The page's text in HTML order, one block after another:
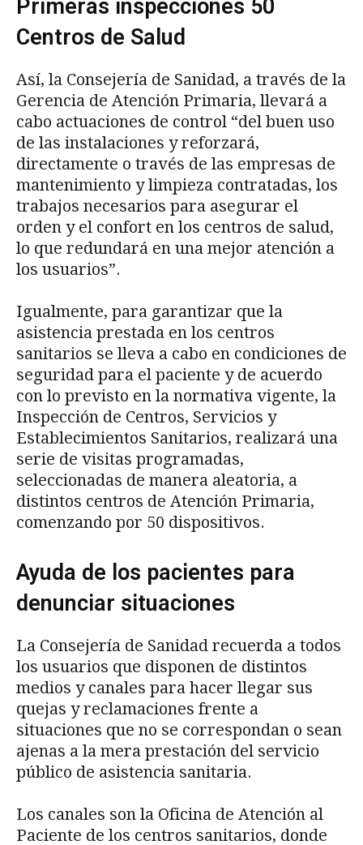
Primeras inspecciones 50
Centros de Salud
Así, la Consejería de Sanidad, a través de la
Gerencia de Atención Primaria, llevará a
cabo actuaciones de control “del buen uso
de las instalaciones y reforzará,
directamente o través de las empresas de
mantenimiento y limpieza contratadas, los
trabajos necesarios para asegurar el
orden y el confort en los centros de salud,
lo que redundará en una mejor atención a
los usuarios”.
Igualmente, para garantizar que la
asistencia prestada en los centros
sanitarios se lleva a cabo en condiciones de
seguridad para el paciente y de acuerdo
con lo previsto en la normativa vigente, la
Inspección de Centros, Servicios y
Establecimientos Sanitarios, realizará una
serie de visitas programadas,
seleccionadas de manera aleatoria, a
distintos centros de Atención Primaria,
comenzando por 50 dispositivos.
Ayuda de los pacientes para
denunciar situaciones
La Consejería de Sanidad recuerda a todos
los usuarios que disponen de distintos
medios y canales para hacer llegar sus
quejas y reclamaciones frente a
situaciones que no se correspondan o sean
ajenas a la mera prestación del servicio
público de asistencia sanitaria.
Los canales son la Oficina de Atención al
Paciente de los centros sanitarios, donde